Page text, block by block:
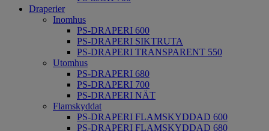
Draperier
Inomhus
PS-DRAPERI 600
PS-DRAPERI SIKTRUTA
PS-DRAPERI TRANSPARENT 550
Utomhus
PS-DRAPERI 680
PS-DRAPERI 700
PS-DRAPERI NÄT
Flamskyddat
PS-DRAPERI FLAMSKYDDAD 600
PS-DRAPERI FLAMSKYDDAD 680